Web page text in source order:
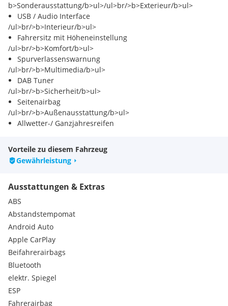
b>Sonderausstattung/b>ul>/ul>br/>b>Exterieur/b>ul>
USB / Audio Interface
/ul>br/>b>Interieur/b>ul>
Fahrersitz mit Höheneinstellung
/ul>br/>b>Komfort/b>ul>
Spurverlassenswarnung
/ul>br/>b>Multimedia/b>ul>
DAB Tuner
/ul>br/>b>Sicherheit/b>ul>
Seitenairbag
/ul>br/>b>Außenausstattung/b>ul>
Allwetter-/ Ganzjahresreifen
/ul>br/>b>Komfort/Innenausstattung/b>ul>
Airbag Beifahrerseite abschaltbar
Audio-Navigationssystem
Geschwindigkeits-Regelanlage (Tempomat)
Intelligente Adaptive Geschwindigkeitsregelanlage
(Intelligent Adaptive Cruise Control / I-ACC)
Intelligenter Geschwindigkeits-Begrenzer
Klimaanlage
Kombiinstrument Digitalanzeige 10,2 Zoll
Laderaumtrennwand
Parkpilotsystem vorn und hinten
Radioempfang digital (DAB)
Servolenkung elektrisch
Smartphone-Integration (Apple CarPlay und Android Auto)
Vorteile zu diesem Fahrzeug
Gewährleistung
Ausstattungen & Extras
ABS
Abstandstempomat
Android Auto
Apple CarPlay
Beifahrerairbags
Bluetooth
elektr. Spiegel
ESP
Fahrerairbag